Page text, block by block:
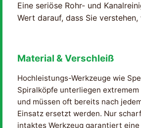
Eine seriöse Rohr- und
Wert darauf, dass Sie
Material & Verschleiß
Hochleistungs-Werkzeuge wie
Spiralköpfe unterliegen extremem
und müssen oft bereits nach
Einsatz ersetzt werden. Nur
intaktes Werkzeug garantiert eine